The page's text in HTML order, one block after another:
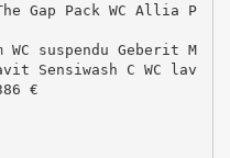
Gap Pack WC Allia P
suspendu Geberit M
Sensiwash C WC lav
€